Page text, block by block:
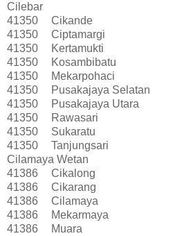
Cilebar
41350
Cikande
41350
Ciptamargi
41350
Kertamukti
41350
Kosambibatu
41350
Mekarpohaci
41350
Pusakajaya Selatan
41350
Pusakajaya Utara
41350
Rawasari
41350
Sukaratu
41350
Tanjungsari
Cilamaya Wetan
41386
Cikalong
41386
Cikarang
41386
Cilamaya
41386
Mekarmaya
41386
Muara